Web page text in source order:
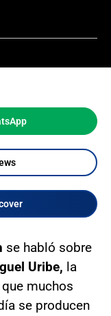
se habló sobre
Uribe, la
muchos
se producen